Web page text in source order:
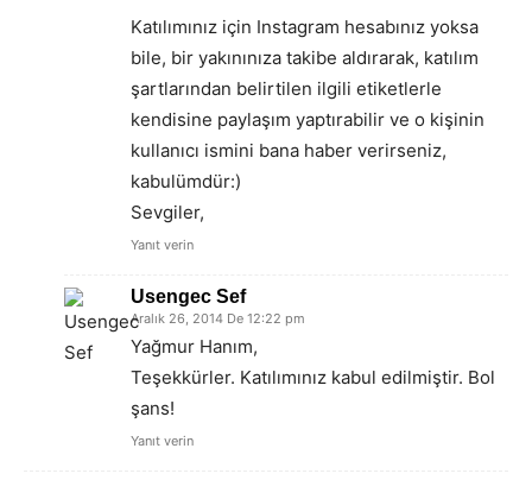
Katılımınız için Instagram hesabınız yoksa
bile, bir yakınınıza takibe aldırarak, katılım
şartlarından belirtilen ilgili etiketlerle
kendisine paylaşım yaptırabilir ve o kişinin
kullanıcı ismini bana haber verirseniz,
kabulümdür:)
Sevgiler,
Yanıt verin
Usengec Sef
Aralık 26, 2014 De 12:22 pm
Yağmur Hanım,
Teşekkürler. Katılımınız kabul edilmiştir. Bol
şans!
Yanıt verin